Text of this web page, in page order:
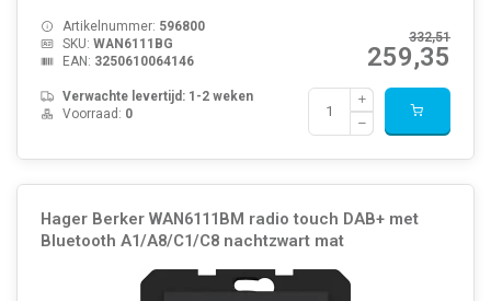
332,51
259,35
Artikelnummer: 596800
SKU: WAN6111BG
EAN: 3250610064146
Verwachte levertijd: 1-2 weken
Voorraad: 0
Hager Berker WAN6111BM radio touch DAB+ met
Bluetooth A1/A8/C1/C8 nachtzwart mat